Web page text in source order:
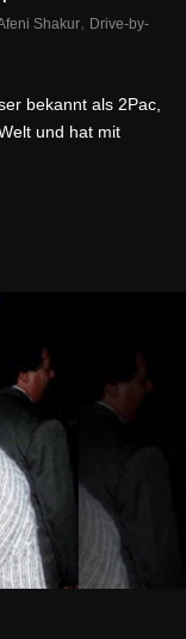
Shakur, Drive-by-
bekannt als 2Pac,
und hat mit